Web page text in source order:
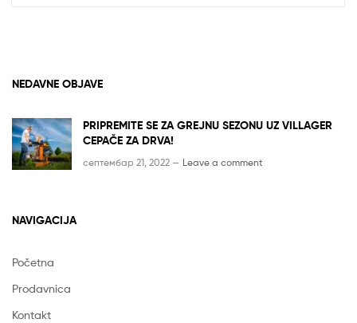
NEDAVNE OBJAVE
PRIPREMITE SE ZA GREJNU SEZONU UZ VILLAGER
CEPAČE ZA DRVA!
септембар 21, 2022 — Leave a comment
NAVIGACIJA
Početna
Prodavnica
Kontakt